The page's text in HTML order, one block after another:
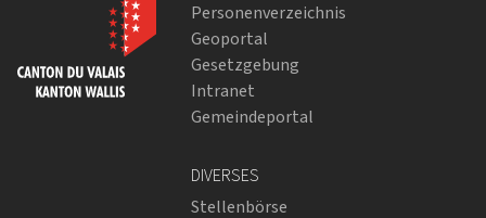
Personenverzeichnis
Geoportal
Gesetzgebung
Intranet
Gemeindeportal
DIVERSES
Stellenbörse